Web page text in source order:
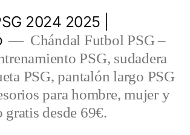
2024 2025 |
Chándal Futbol PSG –
PSG, sudadera
PSG, pantalón largo PSG
para hombre, mujer y
desde 69€.